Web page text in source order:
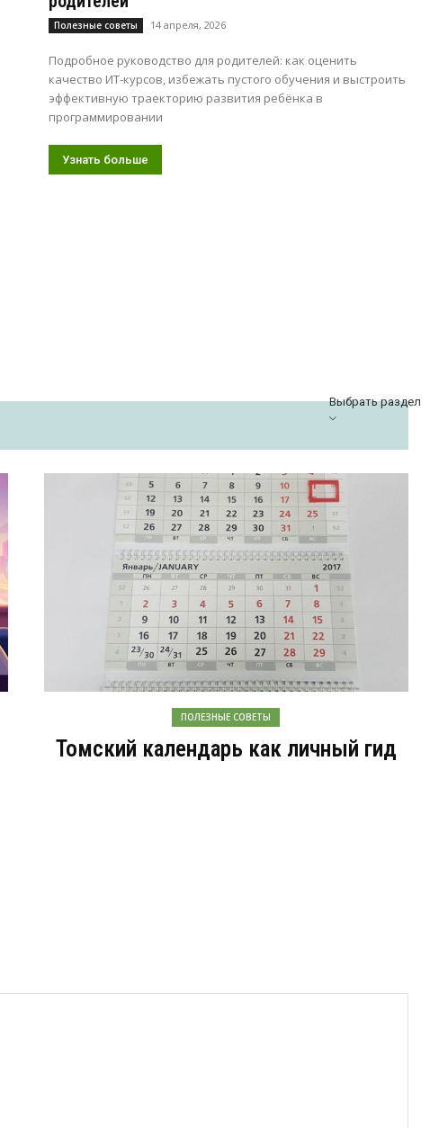
Полезные советы 14 апреля, 2026
Подробное руководство для родителей: как оценить
качество ИТ-курсов, избежать пустого обучения и выстроить
эффективную траекторию развития ребёнка в
программировании
Узнать больше
Выбрать раздел
ПОЛЕЗНЫЕ СОВЕТЫ
Томский календарь как личный гид